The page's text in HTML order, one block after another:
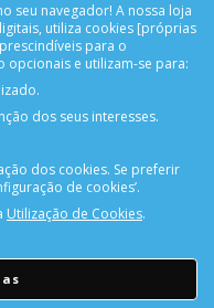
150€
seu navegador! A nossa loja
utiliza cookies [próprias
para o
e utilizam-se para:
dos seus interesses.
dos cookies. Se preferir
de cookies’.
Utilização de Cookies.